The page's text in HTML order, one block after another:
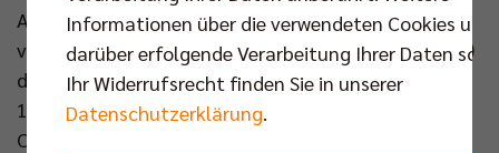
Ab Samstag (04. Jan) um 10 Uhr fliegt in der Otto-
von-Guericke-Schule (Eisenzahnstraße 47-48, Berlin)
der Ball. Das Finale soll am Sonntag (05. Jan) um
14.30 Uhr steigen. Gespielt wird auf bis zu sechs
Courts gleichzeitig. Auch in diesem Jahr wird das
Informationen über die verwendeten Cookies und
darüber erfolgende Verarbeitung Ihrer Daten
Ihr Widerrufsrecht finden Sie in unserer
Datenschutzerklärung.